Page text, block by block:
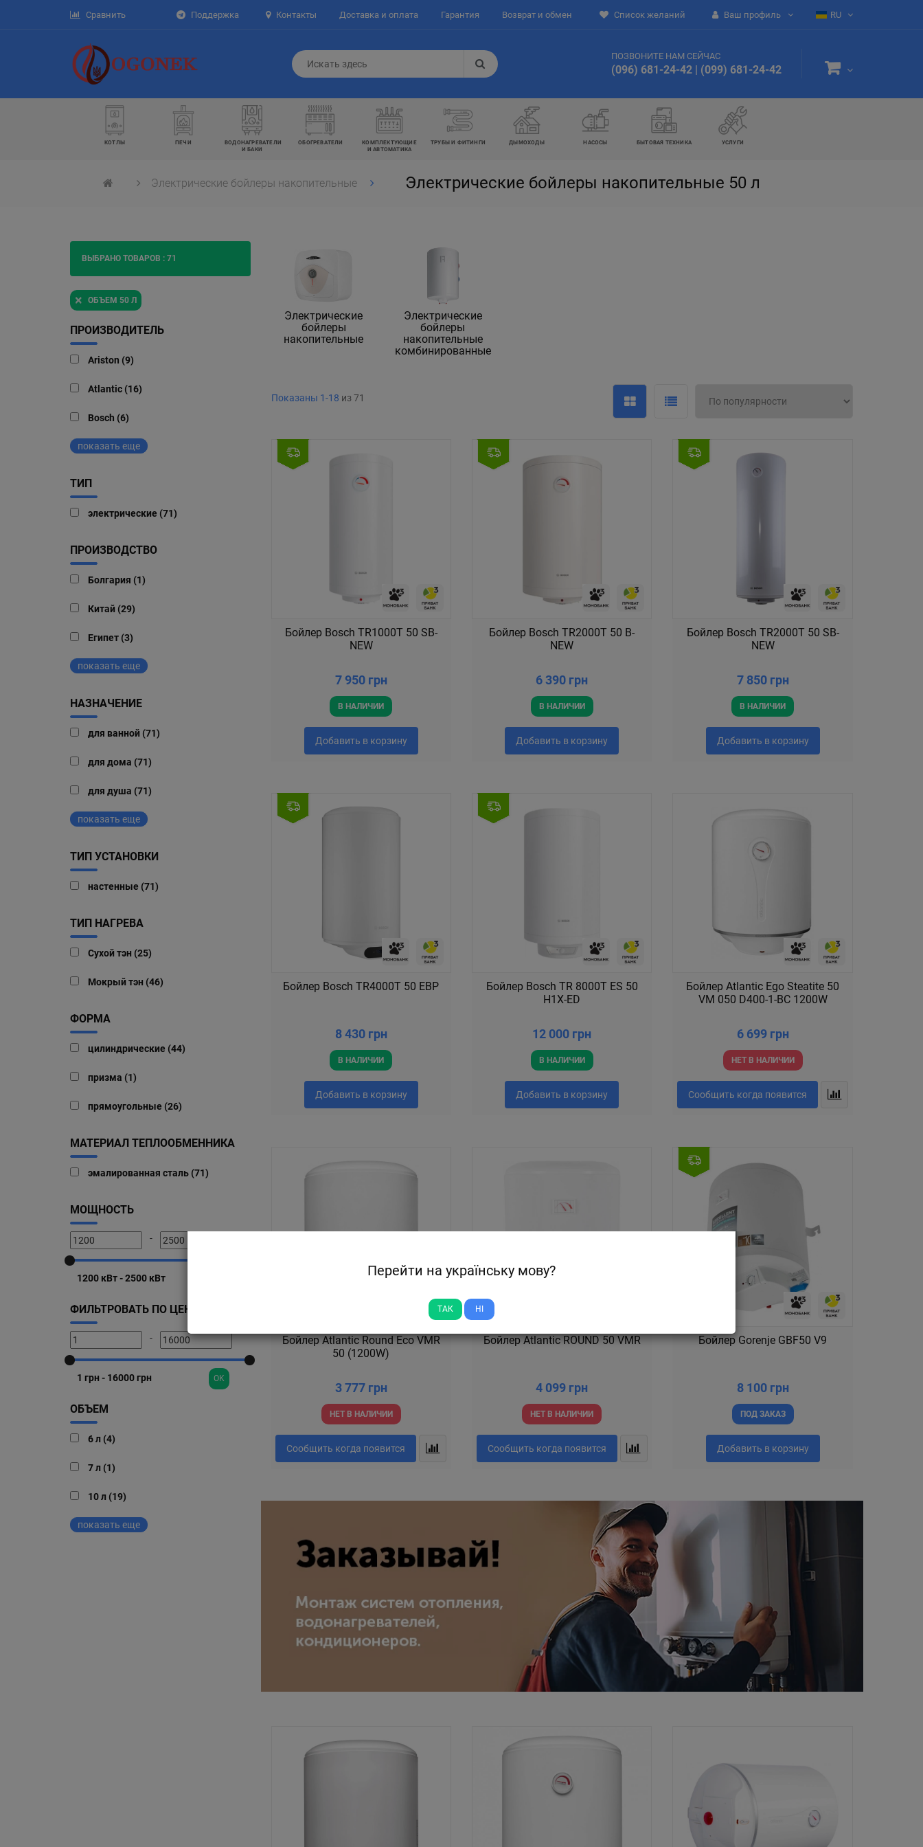
Сравнить Поддержка Контакты Доставка и оплата Гарантия Возврат и обмен Список желаний Ваш профиль RU
ПОЗВОНИТЕ НАМ СЕЙЧАС
(096) 681-24-42 | (099) 681-24-42
КОТЛЫ ПЕЧИ
ВОДОНАГРЕВАТЕЛИ
И БАКИ
ОБОГРЕВАТЕЛИ
КОМПЛЕКТУЮЩИЕ
И АВТОМАТИКА
ТРУБЫ И ФИТИНГИ ДЫМОХОДЫ НАСОСЫ БЫТОВАЯ ТЕХНИКА УСЛУГИ
Электрические бойлеры накопительные Электрические бойлеры накопительные 50 л
ВЫБРАНО ТОВАРОВ : 71
× ОБЪЕМ 50 Л
ПРОИЗВОДИТЕЛЬ
Ariston (9)
Atlantic (16)
Bosch (6)
показать еще
ТИП
электрические (71)
ПРОИЗВОДСТВО
Болгария (1)
Китай (29)
Египет (3)
показать еще
НАЗНАЧЕНИЕ
для ванной (71)
для дома (71)
для душа (71)
показать еще
ТИП УСТАНОВКИ
настенные (71)
ТИП НАГРЕВА
Сухой тэн (25)
Мокрый тэн (46)
ФОРМА
цилиндрические (44)
призма (1)
прямоугольные (26)
МАТЕРИАЛ ТЕПЛООБМЕННИКА
эмалированная сталь (71)
МОЩНОСТЬ
-
ФИЛЬТРОВАТЬ ПО ЦЕНЕ
-
OK
ОБЪЕМ
6 л (4)
7 л (1)
10 л (19)
показать еще
Электрические
бойлеры
накопительные
Электрические
бойлеры
накопительные
комбинированные
Показаны 1-18 из 71
Бойлер Bosch TR1000T 50 SB-
NEW
7 950 грн
В НАЛИЧИИ
Добавить в корзину
Бойлер Bosch TR2000T 50 B-
NEW
6 390 грн
В НАЛИЧИИ
Добавить в корзину
Бойлер Bosch TR2000T 50 SB-
NEW
7 850 грн
В НАЛИЧИИ
Добавить в корзину
Бойлер Bosch TR4000T 50 EBP
8 430 грн
В НАЛИЧИИ
Добавить в корзину
Бойлер Bosch TR 8000T ES 50
H1X-ED
12 000 грн
В НАЛИЧИИ
Добавить в корзину
Бойлер Atlantic Ego Steatite 50
VM 050 D400-1-BC 1200W
6 699 грн
НЕТ В НАЛИЧИИ
Сообщить когда появится
Бойлер Atlantic Round Eco VMR
50 (1200W)
3 777 грн
НЕТ В НАЛИЧИИ
Сообщить когда появится
Бойлер Atlantic ROUND 50 VMR
4 099 грн
НЕТ В НАЛИЧИИ
Сообщить когда появится
Бойлер Gorenje GBF50 V9
8 100 грн
ПОД ЗАКАЗ
Добавить в корзину
Перейти на українську мову?
ТАК НІ